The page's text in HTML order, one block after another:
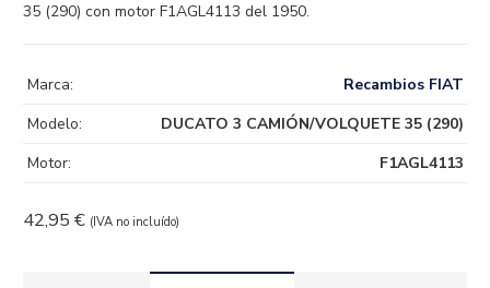
35 (290) con motor F1AGL4113 del 1950.
42,95 € (IVA no incluído)
Marca:
Recambios FIAT
Modelo:
DUCATO 3 CAMIÓN/VOLQUETE 35 (290)
Motor:
F1AGL4113